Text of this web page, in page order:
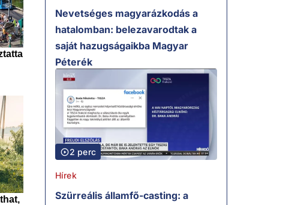
Nevetséges magyarázkodás a
hatalomban: belezavarodtak a
saját hazugságaikba Magyar
Péterék
2 perc
Hírek
Szürreális államfő-casting: a